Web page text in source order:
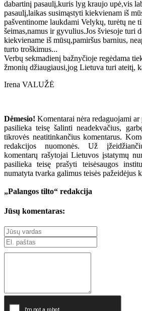
dabartinį pasaulį,kuris lyg kraujo upė,vis
pasaulį,laikas susimąstyti kiekvienam iš
pašventinome laukdami Velykų, turėtų ne
šeimas,namus ir gyvulius.Jos šviesoje turi
kiekviename iš mūsų,pamiršus barnius,
turto troškimus...
Verbų sekmadienį bažnyčioje regėdama
žmonių džiaugiausi,jog Lietuva turi ateitį,
Irena VALUŽĖ
Dėmesio! Komentarai nėra redaguojami
pasilieka teisę šalinti neadekvačius,
tikrovės neatitinkančius komentarus.
redakcijos nuomonės. Už
komentarų rašytojai Lietuvos įstatymų
pasilieka teisę prašyti teisėsaugos
numatyta tvarka galimus teisės pažeidėjus
„Palangos tilto“ redakcija
Jūsų komentaras: